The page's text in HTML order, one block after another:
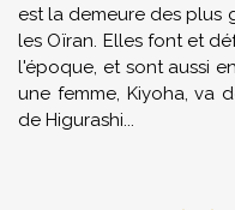
est la demeure des plus
les Oïran. Elles font et
l'époque, et sont aussi
une femme, Kiyoha, va
de Higurashi...